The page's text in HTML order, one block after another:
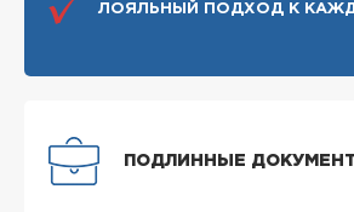
ЛОЯЛЬНЫЙ ПОДХОД К
ПОДЛИННЫЕ